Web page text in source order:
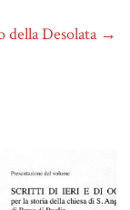
della Desolata →